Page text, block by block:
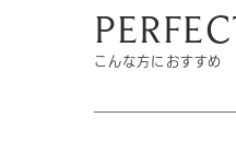
こんな方におすすめ